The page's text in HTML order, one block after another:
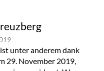
unter anderem dank
29. November 2019,